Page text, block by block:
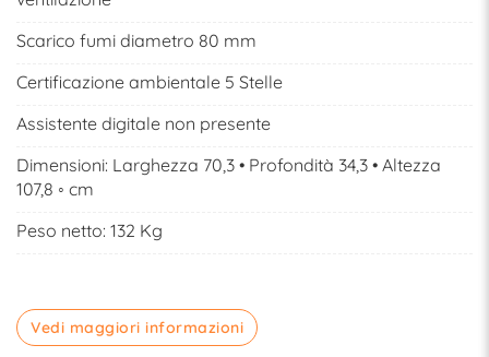
Scarico fumi diametro 80 mm
Certificazione ambientale 5 Stelle
Assistente digitale non presente
Dimensioni: Larghezza 70,3 • Profondità 34,3 • Altezza
107,8 ◦ cm
Peso netto: 132 Kg
Vedi maggiori informazioni